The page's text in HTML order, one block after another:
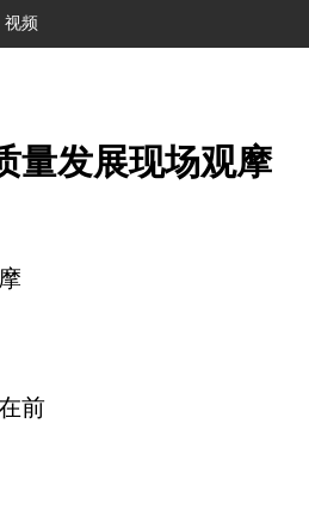
视频
量发展现场观摩
前